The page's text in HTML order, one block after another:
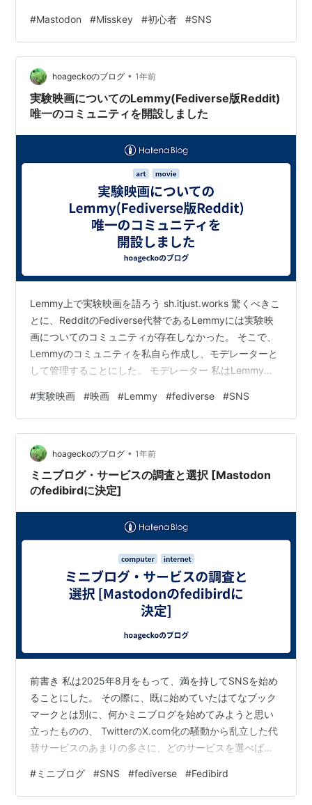
Blueskyともつながることが可能です)
#Mastodon #Misskey #初心者 #SNS
hoageckoのブログ • 1年前
実験映画についてのLemmy(Fediverse版Reddit)
唯一のコミュニティを開設しました
Lemmy上で実験映画を語ろう sh.itjust.works 驚くべきこ
とに、RedditのFediverse代替であるLemmyには実験映
画についてのコミュニティが存在しなかった。 そこで、
Lemmyのコミュニティを私自ら作成し、モデレーターと
して管理することにした。 モデレーター 私はLemmyや
てだ。 まだコメントやスレッドの投稿はコミュニティに
対して行われていないが、これから私の管理が未熟で初
めてだからこそ起こるこのコミュニティの問題が噴出す
るだろう。 問題は起きないことに越したことはないが、
もしそれが起きてしまったとし…
#実験映画 #映画 #Lemmy #fediverse #SNS
hoageckoのブログ • 1年前
ミニブログ・サービスの調査と選択 [Mastodon
のfedibirdに決定]
前書き 私は2025年8月をもって、満を持してSNSを始め
ることにした。 その際に、既に始めていたはてなブック
マークとは別に、何かミニブログを始めてみようと思い
立ったものの、 TwitterのX.com化の騒動から乱立した代
替サービスのあまりの多さに、どのサービスを選べばい
調べてみて、これらのサービスへの考え方をまとめてみ
ることにした。 私が求めること 私は、ミニブログ・サー
#ミニブログ #SNS #fediverse #Fedibird